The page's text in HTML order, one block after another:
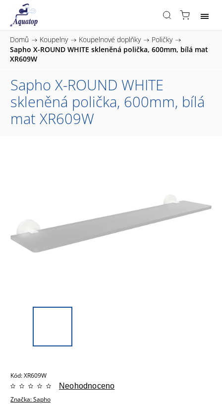
Domů / Koupelny / Koupelnové doplňky / Poličky /
Sapho X-ROUND WHITE skleněná polička, 600mm, bílá mat
XR609W
Sapho X-ROUND WHITE
skleněná polička, 600mm, bílá
mat XR609W
Kód:XR609W
Značka:Sapho
Neohodnoceno